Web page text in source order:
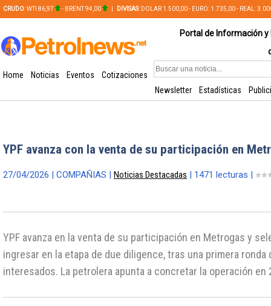
CRUDO: WTI 86,97 - BRENT 94,00 DIVISAS: DOLAR 1.500,00 - EURO: 1.735,00 - REAL:
Portal de Información
Home Noticias Eventos
Cotizaciones
Newsletter
Estadísticas
YPF avanza con la venta de su participación en
27/04/2026 | COMPAÑIAS | Noticias Destacadas | 1471 lecturas |
YPF avanza en la venta de su participación en Metrogas y
ingresar en la etapa de due diligence, tras una primera ronda
interesados. La petrolera apunta a concretar la operación en